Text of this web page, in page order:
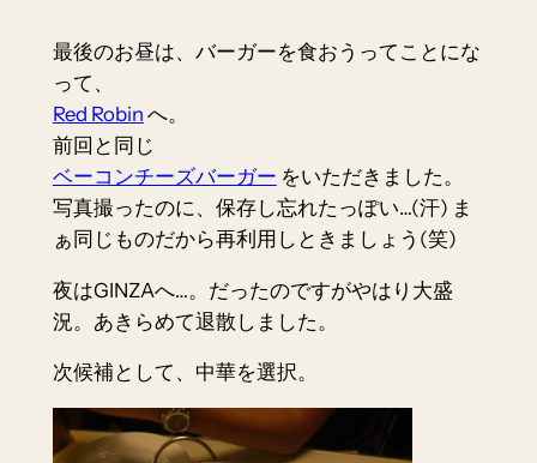
最後のお昼は、バーガーを食おうってことにな
って、
Red Robin へ。
前回と同じ
ベーコンチーズバーガー をいただきました。
写真撮ったのに、保存し忘れたっぽい…(汗) ま
ぁ同じものだから再利用しときましょう(笑)
夜はGINZAへ…。だったのですがやはり大盛
況。あきらめて退散しました。
次候補として、中華を選択。